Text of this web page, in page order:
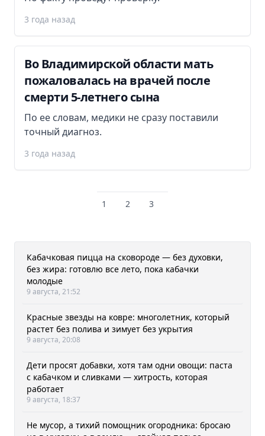
3 года назад
Во Владимирской области мать
пожаловалась на врачей после
смерти 5-летнего сына
По ее словам, медики не сразу поставили
точный диагноз.
3 года назад
1 2 3
Кабачковая пицца на сковороде — без духовки,
без жира: готовлю все лето, пока кабачки
молодые
9 августа, 21:52
Красные звезды на ковре: многолетник, который
растет без полива и зимует без укрытия
9 августа, 20:08
Дети просят добавки, хотя там одни овощи: паста
с кабачком и сливками — хитрость, которая
работает
9 августа, 18:37
Не мусор, а тихий помощник огородника: бросаю